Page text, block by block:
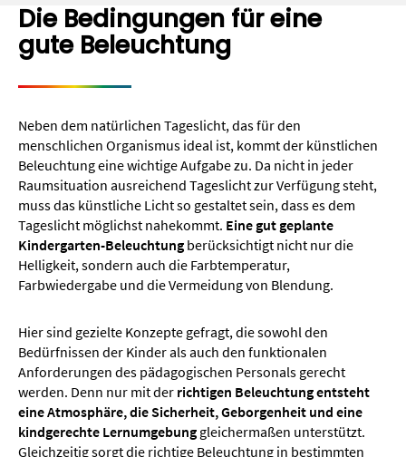
Die Bedingungen für eine
gute Beleuchtung
Neben dem natürlichen Tageslicht, das für den
menschlichen Organismus ideal ist, kommt der künstlichen
Beleuchtung eine wichtige Aufgabe zu. Da nicht in jeder
Raumsituation ausreichend Tageslicht zur Verfügung steht,
muss das künstliche Licht so gestaltet sein, dass es dem
Tageslicht möglichst nahekommt. Eine gut geplante
Kindergarten-Beleuchtung berücksichtigt nicht nur die
Helligkeit, sondern auch die Farbtemperatur,
Farbwiedergabe und die Vermeidung von Blendung.
Hier sind gezielte Konzepte gefragt, die sowohl den
Bedürfnissen der Kinder als auch den funktionalen
Anforderungen des pädagogischen Personals gerecht
werden. Denn nur mit der richtigen Beleuchtung entsteht
eine Atmosphäre, die Sicherheit, Geborgenheit und eine
kindgerechte Lernumgebung gleichermaßen unterstützt.
Gleichzeitig sorgt die richtige Beleuchtung in bestimmten